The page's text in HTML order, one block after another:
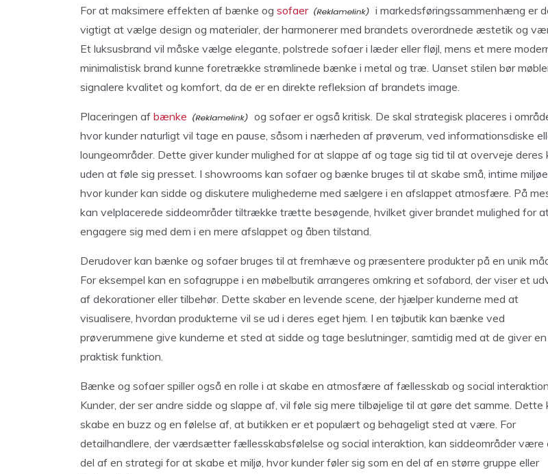
For at maksimere effekten af bænke og sofaer
i markedsføringssammenhæng er
vigtigt at vælge design og materialer, der harmonerer med brandets overordnede æstetik og
Et luksusbrand vil måske vælge elegante, polstrede sofaer i læder eller fløjl, mens et mere
minimalistisk brand kunne foretrække strømlinede bænke i metal og træ. Uanset stilen bør
signalere kvalitet og komfort, da de er en direkte refleksion af brandets image.
Placeringen af bænke
og sofaer er også kritisk. De skal strategisk placeres i
hvor kunder naturligt vil tage en pause, såsom i nærheden af prøverum, ved informationsdiske
loungeområder. Dette giver kunder mulighed for at slappe af og tage sig tid til at overveje deres
uden at føle sig presset. I showrooms kan sofaer og bænke bruges til at skabe små, intime
hvor kunder kan sidde og diskutere mulighederne med sælgere i en afslappet atmosfære. På
kan velplacerede siddeområder tiltrække trætte besøgende, hvilket giver brandet mulighed for
engagere sig med dem i en mere afslappet og åben tilstand.
Derudover kan bænke og sofaer bruges til at fremhæve og præsentere produkter på en unik
For eksempel kan en sofagruppe i en møbelbutik arrangeres omkring et sofabord, der viser et
af dekorationer eller tilbehør. Dette skaber en levende scene, der hjælper kunderne med at
visualisere, hvordan produkterne vil se ud i deres eget hjem. I en tøjbutik kan bænke ved
prøverummene give kunderne et sted at sidde og tage beslutninger, samtidig med at de giver en
praktisk funktion.
Bænke og sofaer spiller også en rolle i at skabe en atmosfære af fællesskab og social interaktion.
Kunder, der ser andre sidde og slappe af, vil føle sig mere tilbøjelige til at gøre det samme. Dette
skabe en buzz og en følelse af, at butikken er et populært og behageligt sted at være. For
detailhandlere, der værdsætter fællesskabsfølelse og social interaktion, kan siddeområder være
del af en strategi for at skabe et miljø, hvor kunder føler sig som en del af en større gruppe eller